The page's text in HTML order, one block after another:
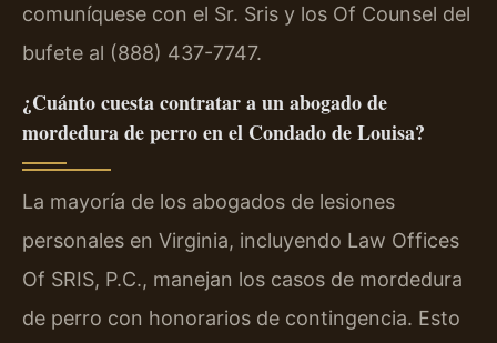
comuníquese con el Sr. Sris y los Of Counsel del
bufete al (888) 437-7747.
¿Cuánto cuesta contratar a un abogado de
mordedura de perro en el Condado de Louisa?
La mayoría de los abogados de lesiones
personales en Virginia, incluyendo Law Offices
Of SRIS, P.C., manejan los casos de mordedura
de perro con honorarios de contingencia. Esto